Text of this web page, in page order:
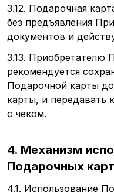
3.12. Подарочная
без предъявления
документов и
3.13. Приобретателю
рекомендуется
Подарочной карты
карты, и передавать
с чеком.
4. Механизм
Подарочных карт
4.1. Использование